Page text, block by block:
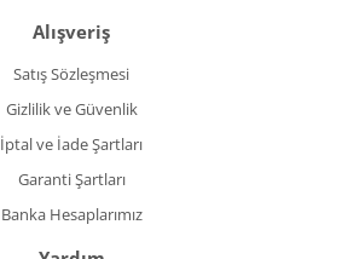
Alışveriş
Satış Sözleşmesi
Gizlilik ve Güvenlik
İptal ve İade Şartları
Garanti Şartları
Banka Hesaplarımız